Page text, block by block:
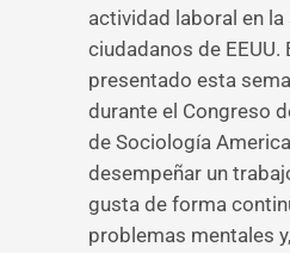
actividad laboral en
ciudadanos de EEUU.
presentado esta
durante el Congreso
de Sociología
desempeñar un
gusta de forma
problemas mentales